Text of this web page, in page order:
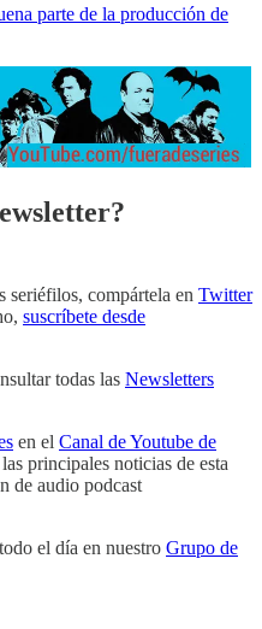
parte de la producción de
seriéfilos, compártela en Twitter
suscríbete desde
todas las Newsletters
en el Canal de Youtube de
principales noticias de esta
de audio podcast
el día en nuestro Grupo de